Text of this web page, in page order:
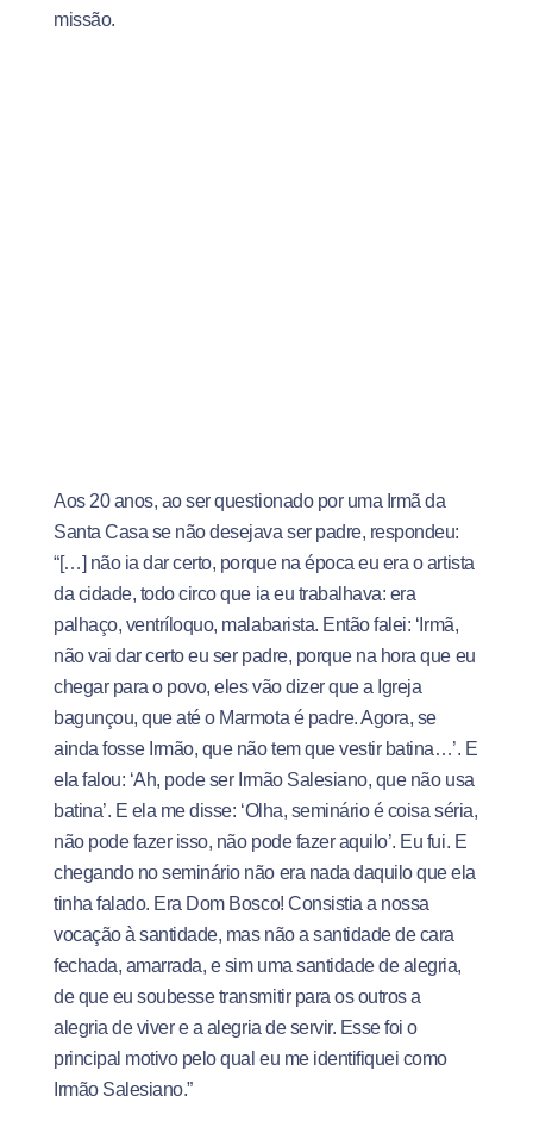
missão.
Aos 20 anos, ao ser questionado por uma Irmã da
Santa Casa se não desejava ser padre, respondeu:
“[…] não ia dar certo, porque na época eu era o artista
da cidade, todo circo que ia eu trabalhava: era
palhaço, ventríloquo, malabarista. Então falei: ‘Irmã,
não vai dar certo eu ser padre, porque na hora que eu
chegar para o povo, eles vão dizer que a Igreja
bagunçou, que até o Marmota é padre. Agora, se
ainda fosse Irmão, que não tem que vestir batina…’. E
ela falou: ‘Ah, pode ser Irmão Salesiano, que não usa
batina’. E ela me disse: ‘Olha, seminário é coisa séria,
não pode fazer isso, não pode fazer aquilo’. Eu fui. E
chegando no seminário não era nada daquilo que ela
tinha falado. Era Dom Bosco! Consistia a nossa
vocação à santidade, mas não a santidade de cara
fechada, amarrada, e sim uma santidade de alegria,
de que eu soubesse transmitir para os outros a
alegria de viver e a alegria de servir. Esse foi o
principal motivo pelo qual eu me identifiquei como
Irmão Salesiano.”